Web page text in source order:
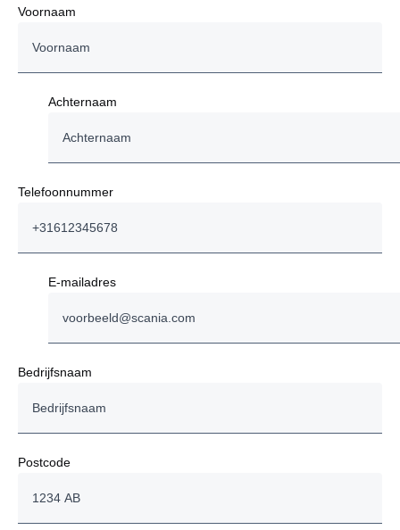
Voornaam
Achternaam
Telefoonnummer
E-mailadres
Bedrijfsnaam
Postcode